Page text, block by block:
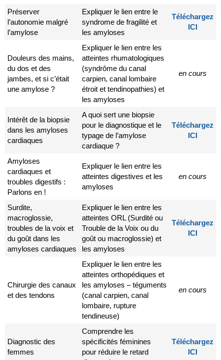
Préserver
l’autonomie malgré
l’amylose
Expliquer le lien entre le
syndrome de fragilité et
les amyloses
Téléchargez
ICI
Douleurs des mains,
du dos et des
jambes, et si c’était
une amylose ?
Expliquer le lien entre les
atteintes rhumatologiques
(syndrôme du canal
carpien, canal lombaire
étroit et tendinopathies) et
les amyloses
en cours
Intérêt de la biopsie
dans les amyloses
cardiaques
A quoi sert une biopsie
pour le diagnostique et le
typage de l’amylose
cardiaque ?
Téléchargez
ICI
Amyloses
cardiaques et
troubles digestifs :
Parlons en !
Expliquer le lien entre les
atteintes digestives et les
amyloses
en cours
Surdite,
macroglossie,
troubles de la voix et
du goût dans les
amyloses cardiaques
Expliquer le lien entre les
atteintes ORL (Surdité ou
Trouble de la Voix ou du
goût ou macroglossie) et
les amyloses
Téléchargez
ICI
Chirurgie des canaux
et des tendons
Expliquer le lien entre les
atteintes orthopédiques et
les amyloses – téguments
(canal carpien, canal
lombaire, rupture
tendineuse)
en cours
Diagnostic des
femmes
Comprendre les
spécificités féminines
pour réduire le retard
Téléchargez
ICI